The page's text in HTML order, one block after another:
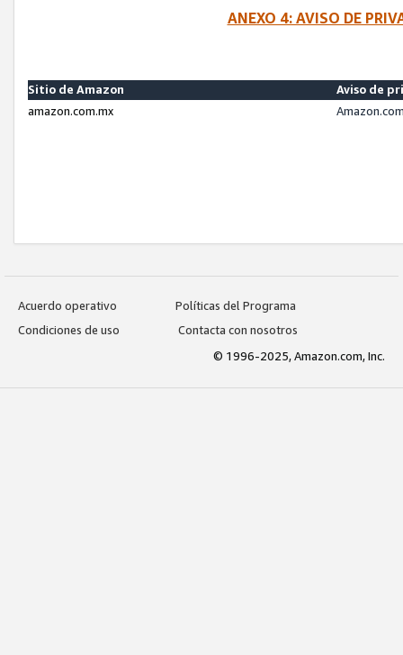
ANEXO 4: AVISO DE
Sitio de Amazon
Aviso de
amazon.com.mx
Acuerdo operativo
Políticas del Programa
Condiciones de uso
Contacta con nosotros
© 1996-2025, Amazon.com, Inc.